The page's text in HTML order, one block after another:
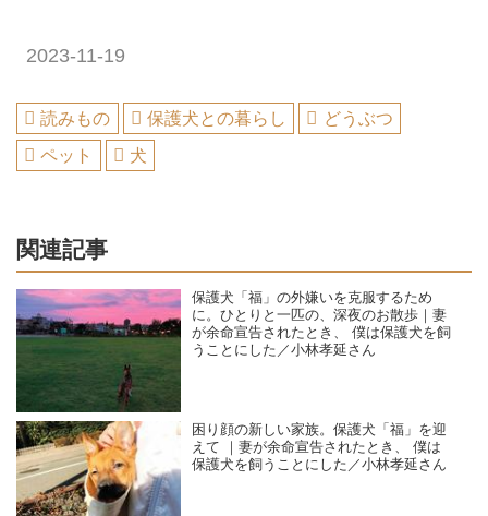
2023-11-19
読みもの 保護犬との暮らし
どうぶつ
ペット
犬
関連記事
保護犬「福」の外嫌いを克服するため
に。ひとりと一匹の、深夜のお散歩｜妻
が余命宣告されたとき、 僕は保護犬を飼
うことにした／小林孝延さん
困り顔の新しい家族。保護犬「福」を迎
えて ｜妻が余命宣告されたとき、 僕は
保護犬を飼うことにした／小林孝延さん